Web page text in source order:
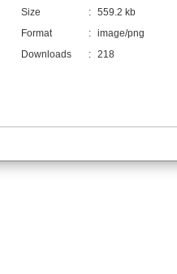
Size
: 559.2 kb
Format
: image/png
Downloads
: 218